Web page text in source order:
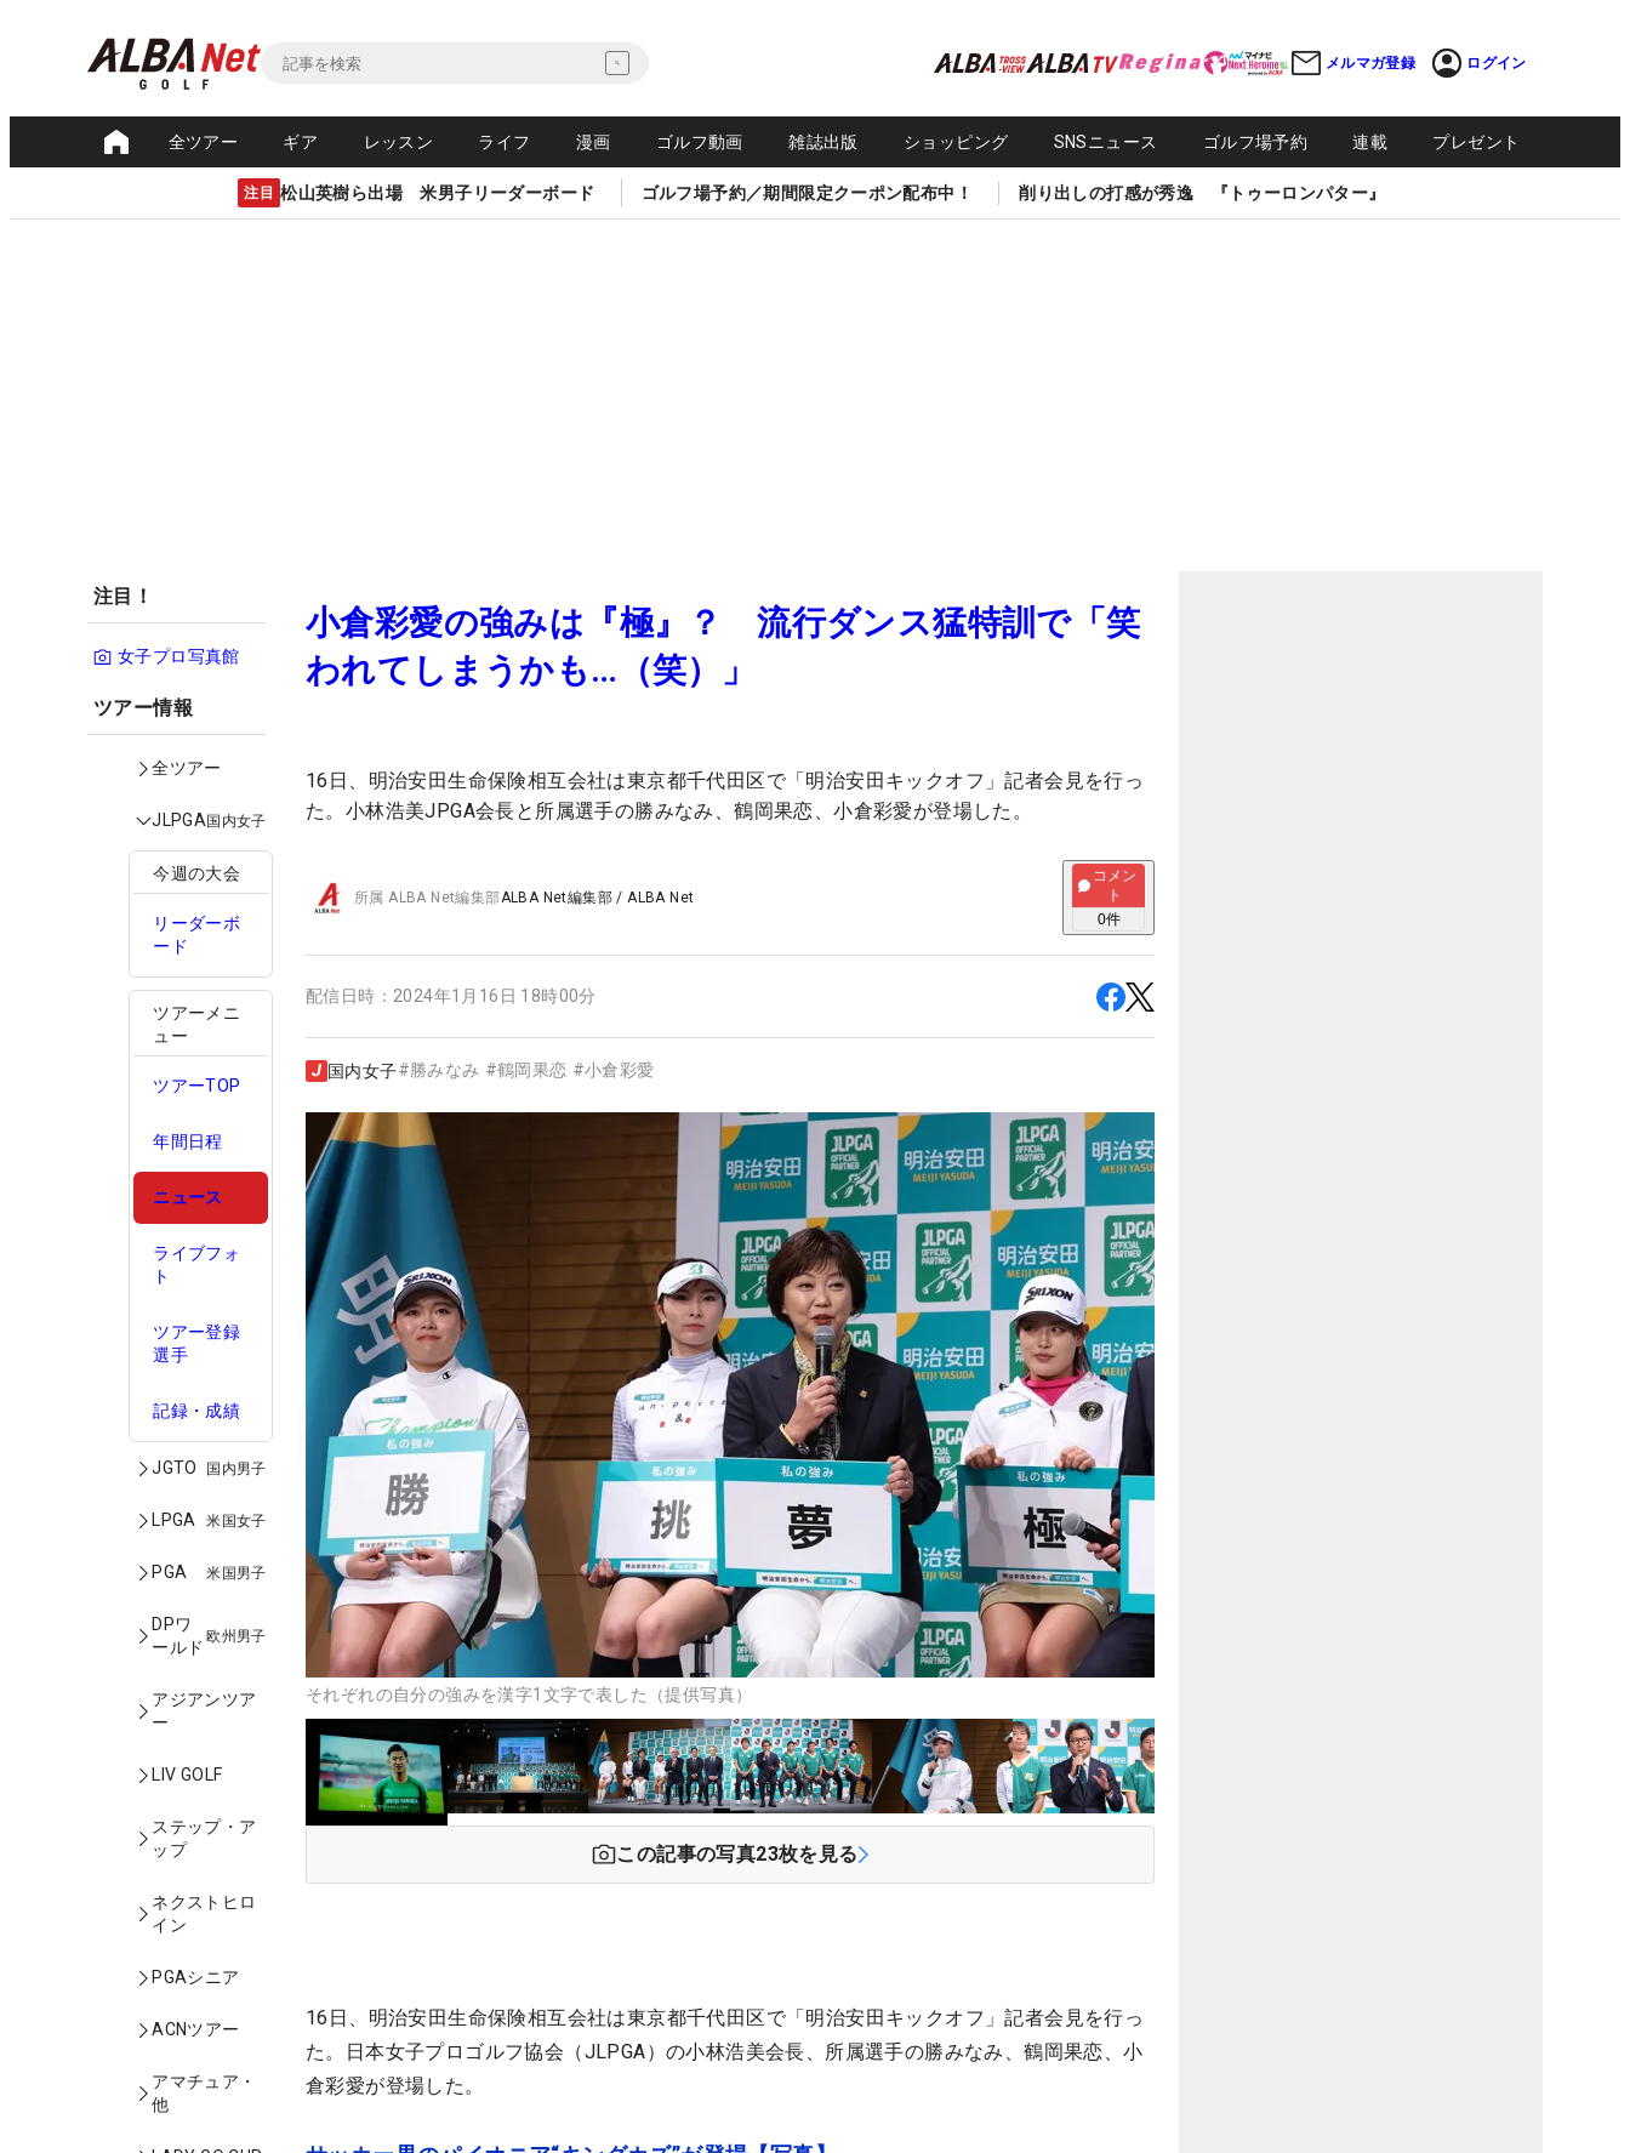
メルマガ登録 ログイン
全ツアー ギア レッスン ライフ 漫画 ゴルフ動画 雑誌出版 ショッピング SNSニュース ゴルフ場予約 連載 プレゼント
注目 松山英樹ら出場 米男子リーダーボード ゴルフ場予約／期間限定クーポン配布中！ 削り出しの打感が秀逸 『トゥーロンパター』
注目！
女子プロ写真館
ツアー情報
全ツアー
JLPGA国内女子
今週の大会
リーダーボ
ード
ツアーメニ
ュー
ツアーTOP
年間日程
ニュース
ライブフォ
ト
ツアー登録
選手
記録・成績
JGTO 国内男子
LPGA 米国女子
PGA 米国男子
DPワ
ールド
欧州男子
アジアンツア
ー
LIV GOLF
ステップ・ア
ップ
ネクストヒロ
イン
PGAシニア
ACNツアー
アマチュア・
他
小倉彩愛の強みは『極』？ 流行ダンス猛特訓で「笑
われてしまうかも…（笑）」
16日、明治安田生命保険相互会社は東京都千代田区で「明治安田キックオフ」記者会見を行っ
た。小林浩美JPGA会長と所属選手の勝みなみ、鶴岡果恋、小倉彩愛が登場した。
所属ALBA Net編集部ALBA Net編集部 /ALBA Net
コメン
ト
0件
配信日時： 2024年1月16日 18時00分
国内女子#勝みなみ #鶴岡果恋 #小倉彩愛
それぞれの自分の強みを漢字1文字で表した（提供写真）
この記事の写真23枚を見る
16日、明治安田生命保険相互会社は東京都千代田区で「明治安田キックオフ」記者会見を行っ
た。日本女子プロゴルフ協会（JLPGA）の小林浩美会長、所属選手の勝みなみ、鶴岡果恋、小
倉彩愛が登場した。